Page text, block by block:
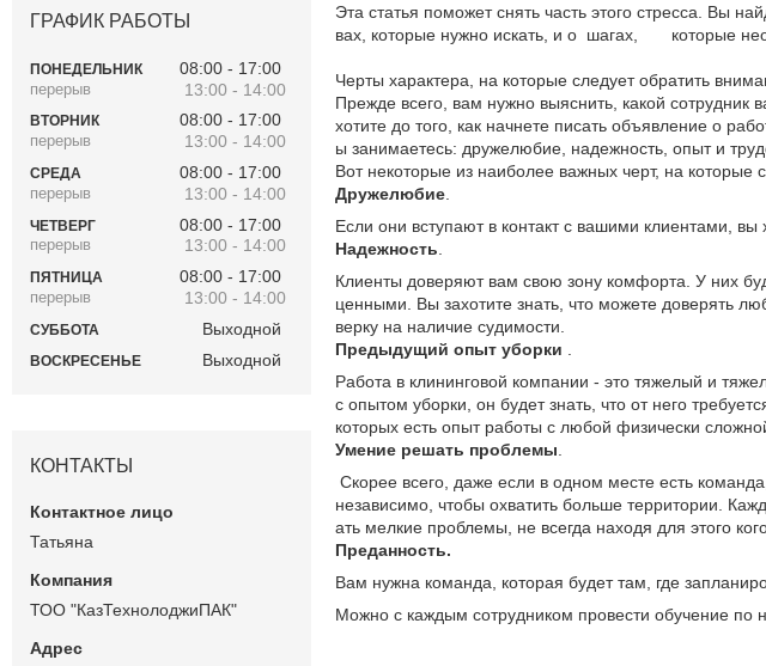
Эта статья поможет снять часть этого стресса. Вы
вах, которые нужно искать, и о шагах, которые
Черты характера, на которые следует обратить
Прежде всего, вам нужно выяснить, какой сотрудник
хотите до того, как начнете писать объявление о
ы занимаетесь: дружелюбие, надежность, опыт и
Вот некоторые из наиболее важных черт, на
Дружелюбие
Если они вступают в контакт с вашими клиентами, вы
Надежность
Клиенты доверяют вам свою зону комфорта. У них
ценными. Вы захотите знать, что можете доверять
верку на наличие судимости.
Предыдущий опыт уборки
Работа в клининговой компании - это тяжелый и
с опытом уборки, он будет знать, что от него
которых есть опыт работы с любой физически
Умение решать проблемы
Скорее всего, даже если в одном месте есть
независимо, чтобы охватить больше территории.
ать мелкие проблемы, не всегда находя для этого
Преданность.
Вам нужна команда, которая будет там, где
Можно с каждым сотрудником провести обучение по
ГРАФИК РАБОТЫ
ПОНЕДЕЛЬНИК 08:00
17:00
13:00
14:00
ВТОРНИК 08:00
17:00
13:00
14:00
СРЕДА 08:00
17:00
13:00
14:00
ЧЕТВЕРГ 08:00
17:00
13:00
14:00
ПЯТНИЦА 08:00
17:00
13:00
14:00
СУББОТА Выходной
ВОСКРЕСЕНЬЕ Выходной
КОНТАКТЫ
Татьяна
ТОО "КазТехнолоджиПАК"